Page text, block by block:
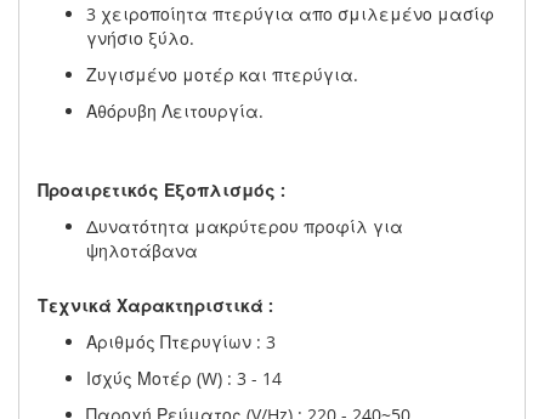
3 χειροποίητα πτερύγια απο σμιλεμένο μασίφ
γνήσιο ξύλο.
Ζυγισμένο μοτέρ και πτερύγια.
Αθόρυβη Λειτουργία.
Προαιρετικός Εξοπλισμός :
Δυνατότητα μακρύτερου προφίλ για
ψηλοτάβανα
Τεχνικά Χαρακτηριστικά :
Αριθμός Πτερυγίων : 3
Ισχύς Μοτέρ (W) : 3 - 14
Παροχή Ρεύματος (V/Hz) : 220 - 240~50